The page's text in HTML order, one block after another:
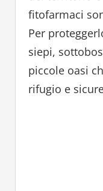
fitofarmaci
Per
siepi,
piccole oasi
rifugio e